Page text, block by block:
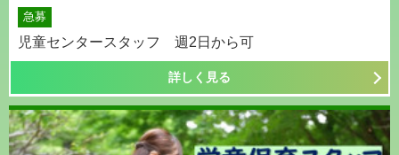
急募
児童センタースタッフ 週2日から可
詳しく見る